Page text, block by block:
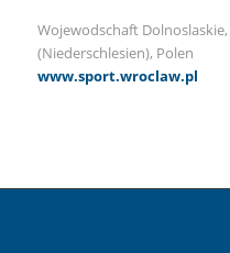
Wojewodschaft
(Niederschlesien), Polen
www.sport.wroclaw.pl